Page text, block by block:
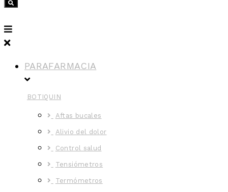
PARAFARMACIA
BOTIQUIN
Aftas bucales
Alivio del dolor
Control salud
Tensiómetros
Termómetros